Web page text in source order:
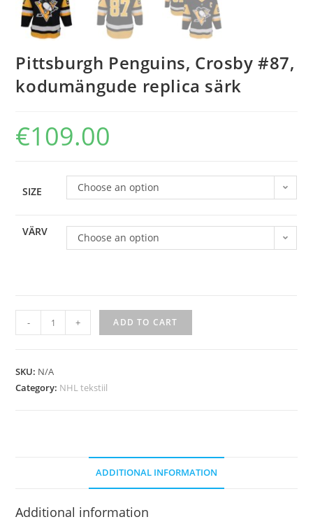
Pittsburgh Penguins, Crosby #87,
kodumängude replica särk
€109.00
SIZE Choose an option
VÄRV Choose an option
- + ADD TO CART
SKU: N/A
Category: NHL tekstiil
ADDITIONAL INFORMATION
Additional information